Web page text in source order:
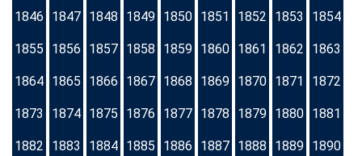
1846 1847 1848 1849 1850 1851 1852 1853 1854
1855 1856 1857 1858 1859 1860 1861 1862 1863
1864 1865 1866 1867 1868 1869 1870 1871 1872
1873 1874 1875 1876 1877 1878 1879 1880 1881
1882 1883 1884 1885 1886 1887 1888 1889 1890